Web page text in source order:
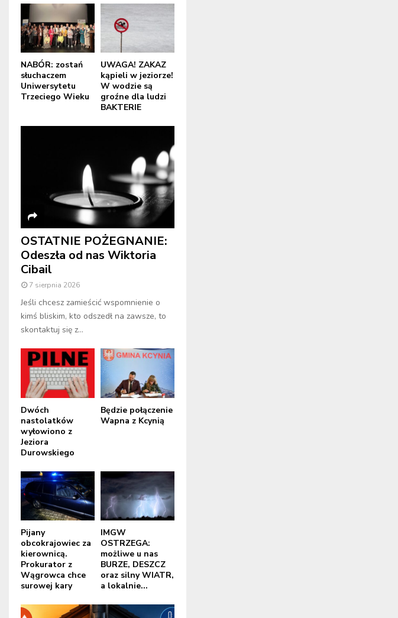
NABÓR: zostań
słuchaczem
Uniwersytetu
Trzeciego Wieku
UWAGA! ZAKAZ
kąpieli w jeziorze!
W wodzie są
groźne dla ludzi
BAKTERIE
OSTATNIE POŻEGNANIE:
Odeszła od nas Wiktoria
Cibail
7 sierpnia 2026
Jeśli chcesz zamieścić wspomnienie o
kimś bliskim, kto odszedł na zawsze, to
skontaktuj się z...
Dwóch
nastolatków
wyłowiono z
Jeziora
Durowskiego
Będzie połączenie
Wapna z Kcynią
Pijany
obcokrajowiec za
kierownicą.
Prokurator z
Wągrowca chce
surowej kary
IMGW
OSTRZEGA:
możliwe u nas
BURZE, DESZCZ
oraz silny WIATR,
a lokalnie...